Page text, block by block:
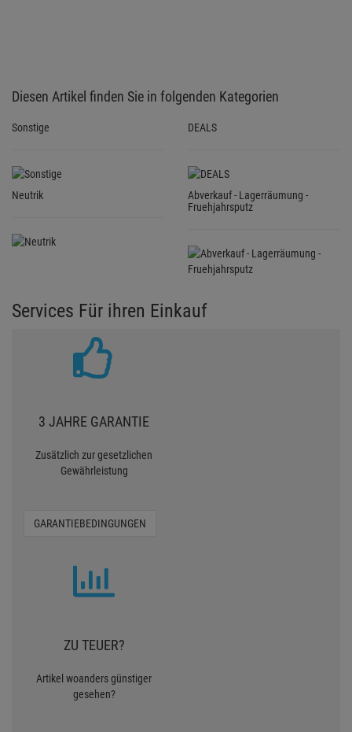
Diesen Artikel finden Sie in folgenden Kategorien
Sonstige DEALS
Neutrik
Abverkauf - Lagerräumung -
Fruehjahrsputz
Services Für ihren Einkauf
3 JAHRE GARANTIE
Zusätzlich zur gesetzlichen
Gewährleistung
GARANTIEBEDINGUNGEN
ZU TEUER?
Artikel woanders günstiger
gesehen?